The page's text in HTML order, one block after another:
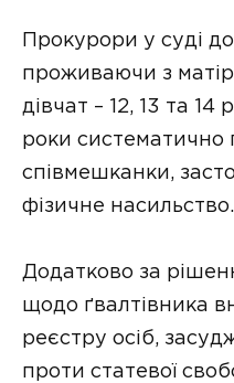
Прокурори у суді
проживаючи з
дівчат – 12, 13 та 14
роки систематично
співмешканки,
фізичне насильство.
Додатково за
щодо ґвалтівника
реєстру осіб,
проти статевої